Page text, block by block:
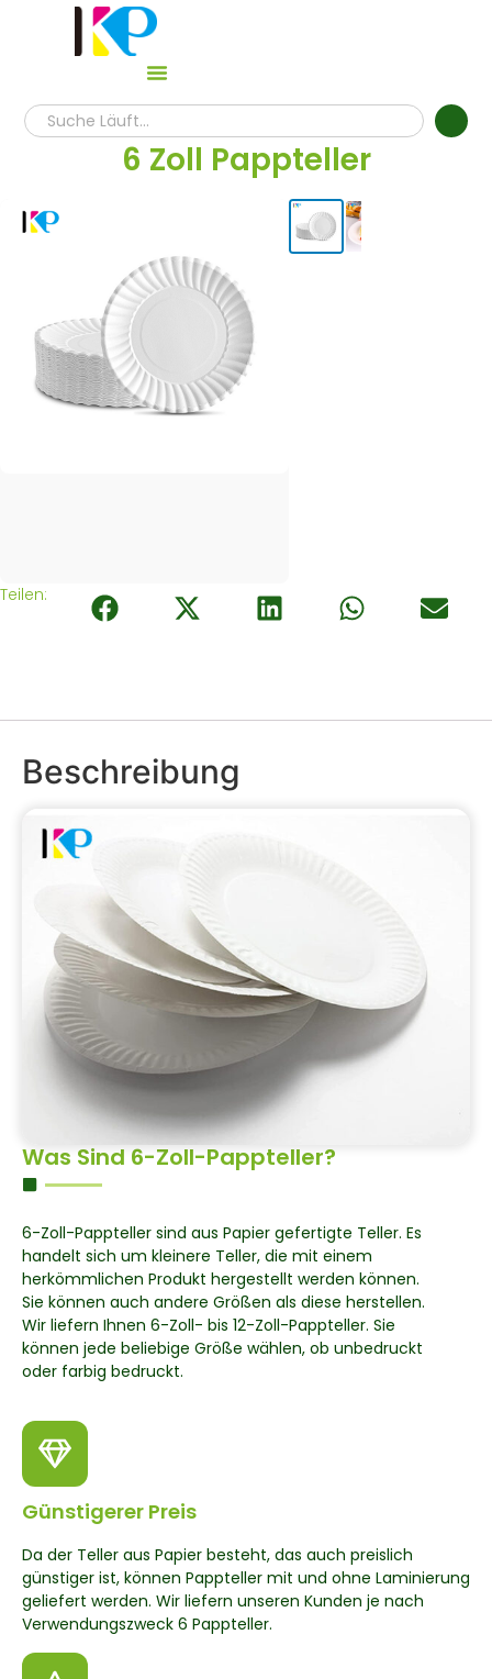
6 Zoll Pappteller
Teilen:
Beschreibung
Was Sind 6-Zoll-Pappteller?
6-Zoll-Pappteller sind aus Papier gefertigte Teller. Es
handelt sich um kleinere Teller, die mit einem
herkömmlichen Produkt hergestellt werden können.
Sie können auch andere Größen als diese herstellen.
Wir liefern Ihnen 6-Zoll- bis 12-Zoll-Pappteller. Sie
können jede beliebige Größe wählen, ob unbedruckt
oder farbig bedruckt.
Günstigerer Preis
Da der Teller aus Papier besteht, das auch preislich
günstiger ist, können Pappteller mit und ohne Laminierung
geliefert werden. Wir liefern unseren Kunden je nach
Verwendungszweck 6 Pappteller.